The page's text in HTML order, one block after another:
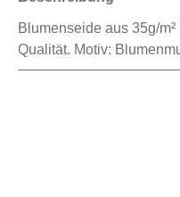
Blumenseide aus 35g/
Qualität. Motiv: